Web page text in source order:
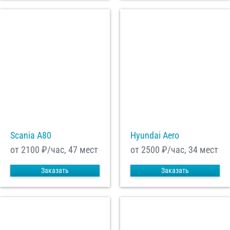
Scania A80
от 2100 ₽/час, 47 мест
Заказать
Hyundai Aero
от 2500 ₽/час, 34 мест
Заказать